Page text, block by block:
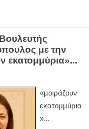
με την
εκατομμύρια»...
«μοιράζουν
εκατομμύρια
»...